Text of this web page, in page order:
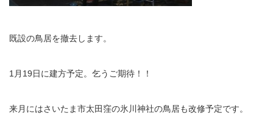
既設の鳥居を撤去します。
1月19日に建方予定。乞うご期待！！
来月にはさいたま市太田窪の氷川神社の鳥居も改修予定です。